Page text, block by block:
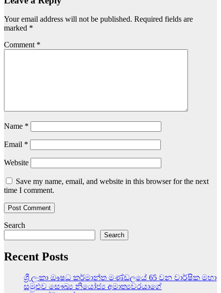
Your email address will not be published. Required fields are
marked *
Comment *
Name *
Email *
Website
Save my name, email, and website in this browser for the next
time I comment.
Search
Search
Recent Posts
ශ්‍රී ලංකා ඖෂධ කර්මාන්ත මණ්ඩලයේ 65 වන වාර්ෂික මහා
සමුළුව සෞඛ්‍ය නියෝජ්‍ය අමාත්‍යවරයාගේ